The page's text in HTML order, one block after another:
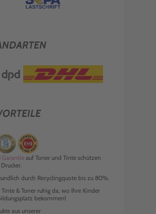
Garantie auf Toner und Tinte schützen
durch Recyclingquote bis zu 80%.
Tinte & Toner ruhig da, wo Ihre Kinder
bekommen!
aus unserer